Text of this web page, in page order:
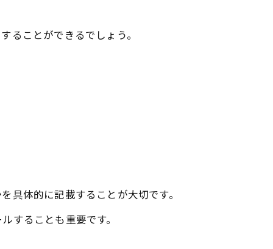
ることができるでしょう。
体的に記載することが大切です。
することも重要です。